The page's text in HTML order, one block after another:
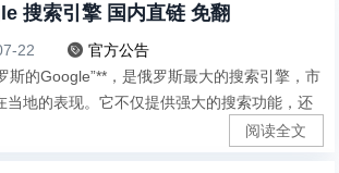
搜索引擎 国内直链 免翻
22  官方公告
斯的Google”**，是俄罗斯最大的搜索引擎，市
当地的表现。它不仅提供强大的搜索功能，还
阅读全文